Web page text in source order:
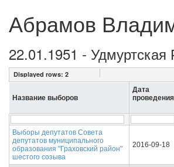
Абрамов
22.01.1951 - Удмуртская
Displayed rows: 2
Название выборов
Дата
проведения
Выборы депутатов Совета
депутатов муниципального
образования "Граховский район"
шестого созыва
2016-09-18